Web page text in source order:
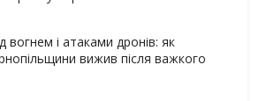
вогнем і атаками дронів: як
вижив після важкого